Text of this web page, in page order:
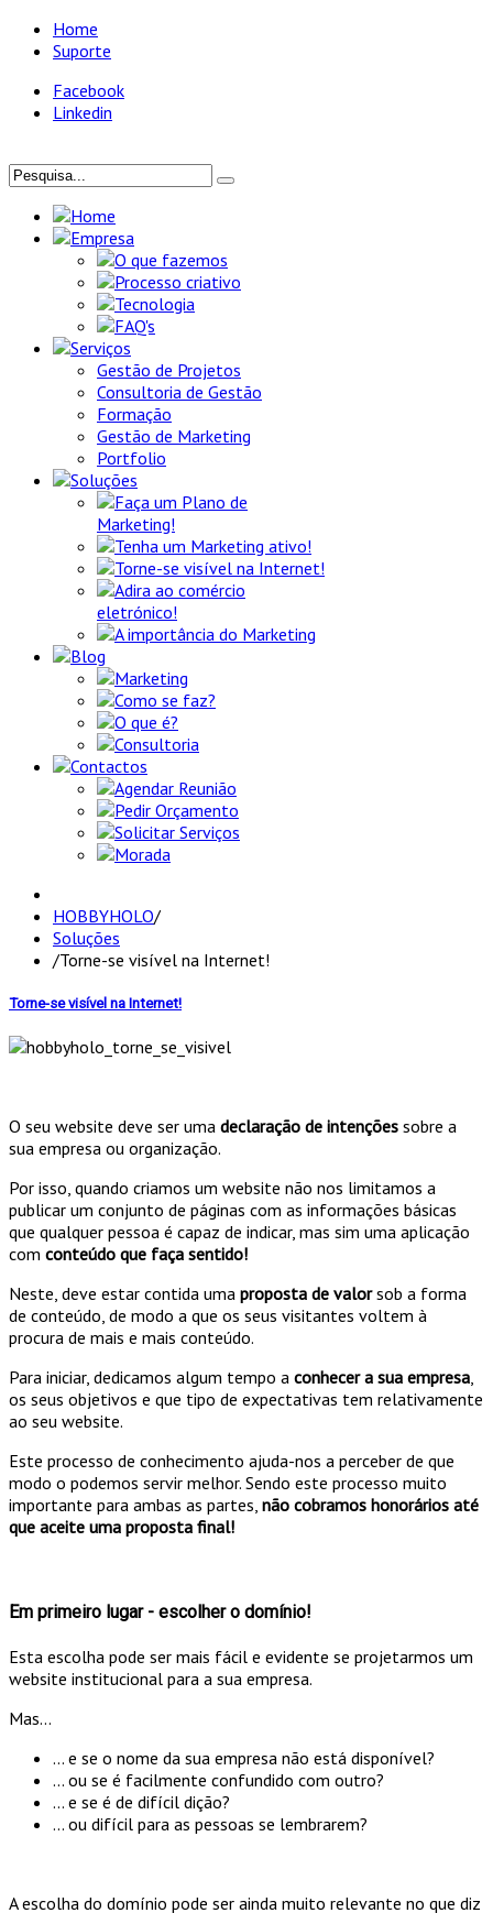
Home
Suporte
Facebook
Linkedin
Home
Empresa
O que fazemos
Processo criativo
Tecnologia
FAQ's
Serviços
Gestão de Projetos
Consultoria de Gestão
Formação
Gestão de Marketing
Portfolio
Soluções
Faça um Plano de
Marketing!
Tenha um Marketing ativo!
Torne-se visível na Internet!
Adira ao comércio
eletrónico!
A importância do Marketing
Blog
Marketing
Como se faz?
O que é?
Consultoria
Contactos
Agendar Reunião
Pedir Orçamento
Solicitar Serviços
Morada
HOBBYHOLO/
Soluções
/Torne-se visível na Internet!
Torne-se visível na Internet!
O seu website deve ser uma declaração de intenções sobre a
sua empresa ou organização.
Por isso, quando criamos um website não nos limitamos a
publicar um conjunto de páginas com as informações básicas
que qualquer pessoa é capaz de indicar, mas sim uma aplicação
com conteúdo que faça sentido!
Neste, deve estar contida uma proposta de valorsob a forma
de conteúdo, de modo a que os seus visitantes voltem à
procura de mais e mais conteúdo.
Para iniciar, dedicamos algum tempo a conhecer a sua empresa,
os seus objetivos e que tipo de expectativas tem relativamente
ao seu website.
Este processo de conhecimento ajuda-nos a perceber de que
modo o podemos servir melhor. Sendo este processo muito
importante para ambas as partes, não cobramos honorários até
que aceite uma proposta final!
Em primeiro lugar - escolher o domínio!
Esta escolha pode ser mais fácil e evidente se projetarmos um
website institucional para a sua empresa.
Mas...
... e se o nome da sua empresa não está disponível?
... ou se é facilmente confundido com outro?
... e se é de difícil dição?
... ou difícil para as pessoas se lembrarem?
A escolha do domínio pode ser ainda muito relevante no que diz